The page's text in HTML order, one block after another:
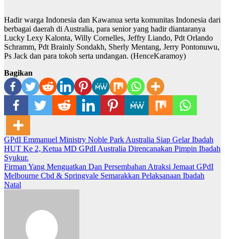
Hadir warga Indonesia dan Kawanua serta komunitas Indonesia dari
berbagai daerah di Australia, para senior yang hadir diantaranya
Lucky Lexy Kalonta, Willy Cornelles, Jeffry Liando, Pdt Orlando
Schramm, Pdt Brainly Sondakh, Sherly Mentang, Jerry Pontonuwu,
Ps Jack dan para tokoh serta undangan. (HenceKaramoy)
Bagikan
Post
navigation
GPdI Emmanuel Ministry Noble Park Australia Siap Gelar Ibadah
HUT Ke 2, Ketua MD GPdI Australia Direncanakan Pimpin Ibadah
Syukur.
Firman Yang Menguatkan Dan Persembahan Atraksi Jemaat GPdI
Melbourne Cbd & Springvale Semarakkan Pelaksanaan Ibadah
Natal